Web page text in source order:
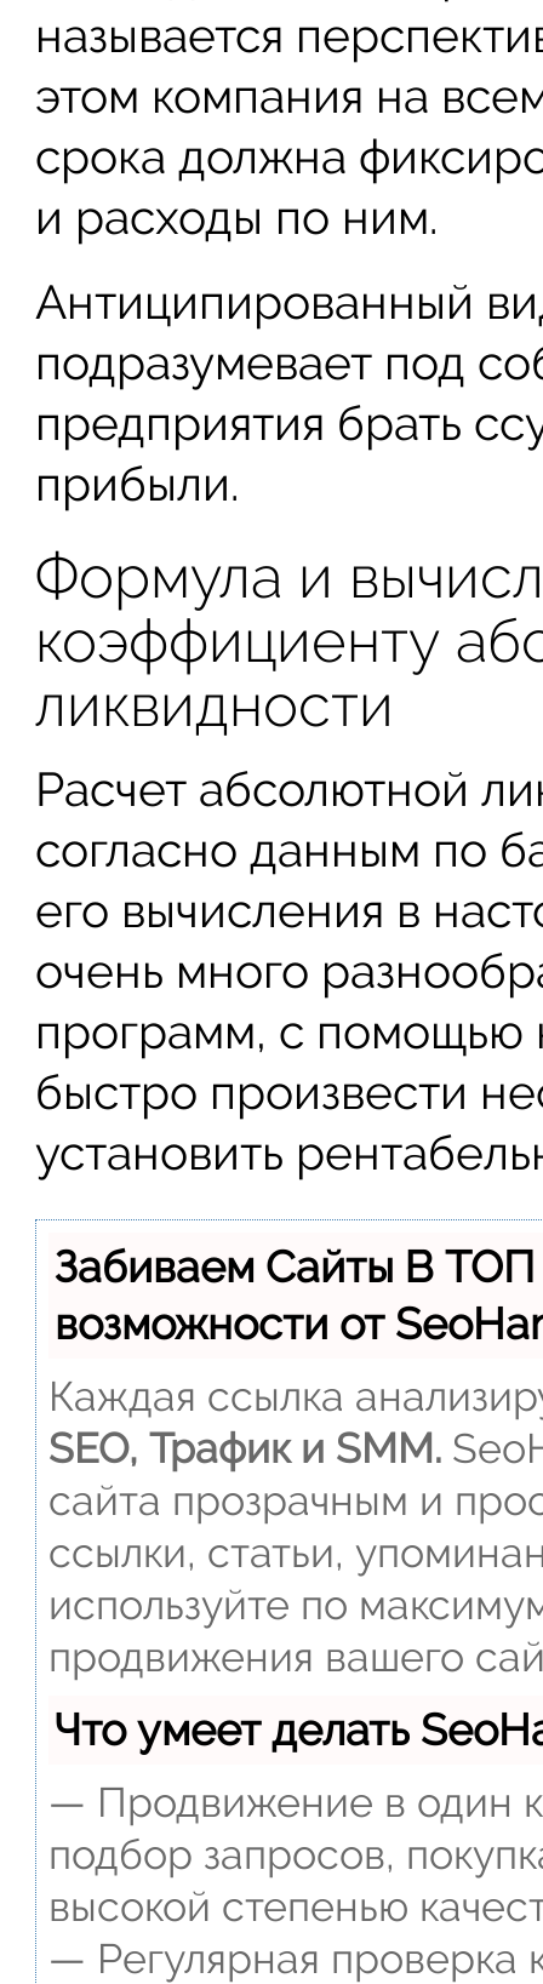
называется
этом компания на
срока должна
и расходы по ним.
Антиципированный
подразумевает под
предприятия брать
прибыли.
Формула и
коэффициенту
ликвидности
Расчет абсолютной
согласно данным по
его вычисления в
очень много
программ, с помощью
быстро произвести
установить
Забиваем Сайты В
возможности от
Каждая ссылка
SEO, Трафик и SMM.
сайта прозрачным и
ссылки, статьи,
используйте по
продвижения вашего
Что умеет делать
— Продвижение в один
подбор запросов,
высокой степенью
— Регулярная проверка